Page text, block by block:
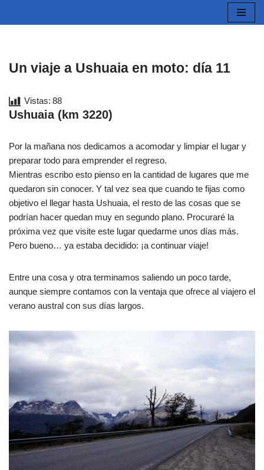
Un viaje a Ushuaia en moto: día 11
Vistas: 88
Ushuaia (km 3220)
Por la mañana nos dedicamos a acomodar y limpiar el lugar y
preparar todo para emprender el regreso.
Mientras escribo esto pienso en la cantidad de lugares que me
quedaron sin conocer. Y tal vez sea que cuando te fijas como
objetivo el llegar hasta Ushuaia, el resto de las cosas que se
podrían hacer quedan muy en segundo plano. Procuraré la
próxima vez que visite este lugar quedarme unos días más.
Pero bueno… ya estaba decidido: ¡a continuar viaje!
Entre una cosa y otra terminamos saliendo un poco tarde,
aunque siempre contamos con la ventaja que ofrece al viajero el
verano austral con sus días largos.